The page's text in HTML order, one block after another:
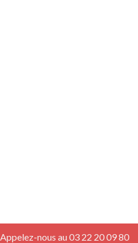
Appelez-nous au 03 22 20 09 80